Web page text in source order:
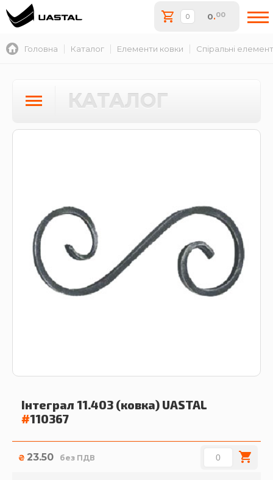
0.00
Головна Каталог Елементи ковки Спіральні
КАТАЛОГ
Інтеграл 11.403 (ковка) UASTAL
#110367
₴ 23.50 без ПДВ